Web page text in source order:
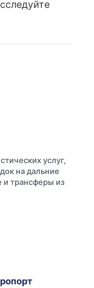
услуг,
на дальние
и трансферы из